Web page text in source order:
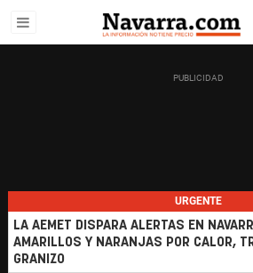
URGENTE
LA AEMET DISPARA ALERTAS EN
AMARILLOS Y NARANJAS POR CALOR,
GRANIZO